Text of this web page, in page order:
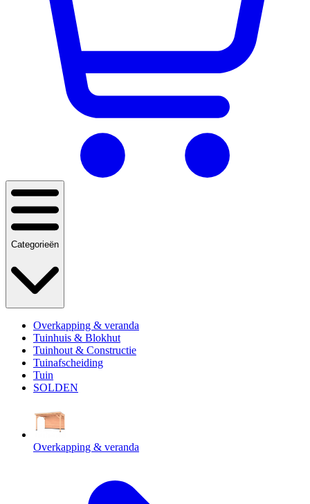
Categorieën
Overkapping & veranda
Tuinhuis & Blokhut
Tuinhout & Constructie
Tuinafscheiding
Tuin
SOLDEN
Overkapping & veranda